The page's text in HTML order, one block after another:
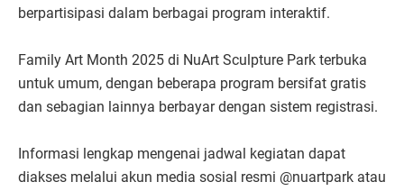
berpartisipasi dalam berbagai program interaktif.
Family Art Month 2025 di NuArt Sculpture Park terbuka
untuk umum, dengan beberapa program bersifat gratis
dan sebagian lainnya berbayar dengan sistem registrasi.
Informasi lengkap mengenai jadwal kegiatan dapat
diakses melalui akun media sosial resmi @nuartpark atau